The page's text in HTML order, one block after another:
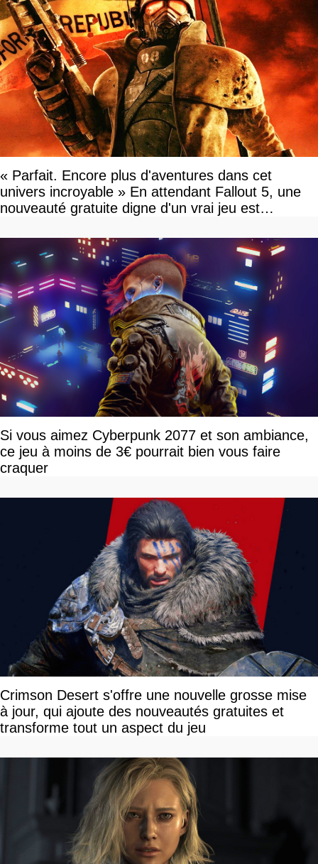
« Parfait. Encore plus d'aventures dans cet
univers incroyable » En attendant Fallout 5, une
nouveauté gratuite digne d'un vrai jeu est
Si vous aimez Cyberpunk 2077 et son ambiance,
ce jeu à moins de 3€ pourrait bien vous faire
craquer
Crimson Desert s'offre une nouvelle grosse mise
à jour, qui ajoute des nouveautés gratuites et
transforme tout un aspect du jeu